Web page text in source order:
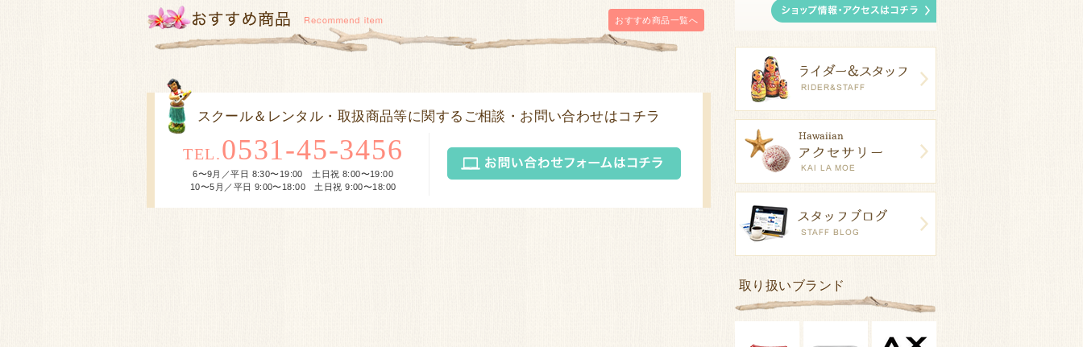
おすすめ商品一覧へ
スクール＆レンタル・取扱商品等に関するご相談・お問い合わせはコチラ
TEL.0531-45-3456
6〜9月／平日 8:30〜19:00 土日祝 8:00〜19:00
10〜5月／平日 9:00〜18:00 土日祝 9:00〜18:00
取り扱いブランド